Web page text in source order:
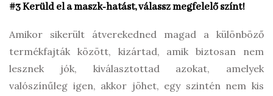
#3 Kerüld el a maszk-hatást, válassz megfelelő színt!
Amikor sikerült átverekedned magad a különböző
termékfajták között, kizártad, amik biztosan nem
lesznek jók, kiválasztottad azokat, amelyek
valószínűleg igen, akkor jöhet, egy szintén nem kis